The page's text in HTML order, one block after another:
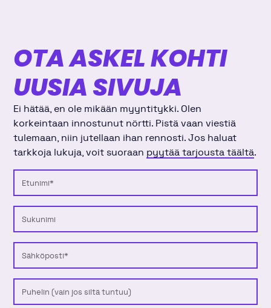
OTA ASKEL KOHTI
UUSIA SIVUJA
Ei hätää, en ole mikään myyntitykki. Olen
korkeintaan innostunut nörtti. Pistä vaan viestiä
tulemaan, niin jutellaan ihan rennosti. Jos haluat
tarkkoja lukuja, voit suoraan pyytää tarjousta täältä.